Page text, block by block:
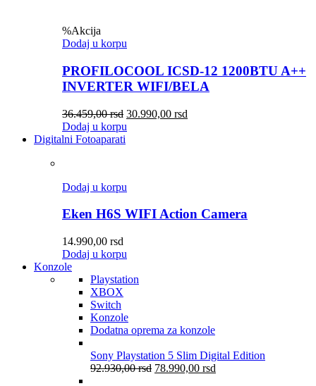
%Akcija
Dodaj u korpu
PROFILOCOOL ICSD-12 1200BTU A++
INVERTER WIFI/BELA
36.459,00rsd 30.990,00 rsd
Dodaj u korpu
Digitalni Fotoaparati
Dodaj u korpu
Eken H6S WIFI Action Camera
14.990,00 rsd
Dodaj u korpu
Konzole
Playstation
XBOX
Switch
Konzole
Dodatna oprema za konzole
Sony Playstation 5 Slim Digital Edition
92.930,00rsd 78.990,00 rsd